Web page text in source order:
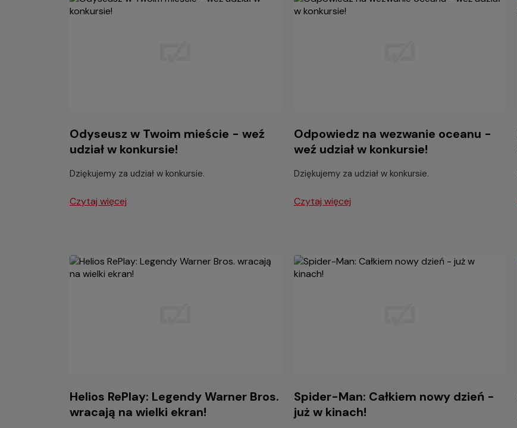
Odyseusz w Twoim mieście - weź
udział w konkursie!
Dziękujemy za udział w konkursie.
Czytaj więcej
Odpowiedz na wezwanie oceanu -
weź udział w konkursie!
Dziękujemy za udział w konkursie.
Czytaj więcej
Helios RePlay: Legendy Warner Bros.
wracają na wielki ekran!
Spider-Man: Całkiem nowy dzień -
już w kinach!